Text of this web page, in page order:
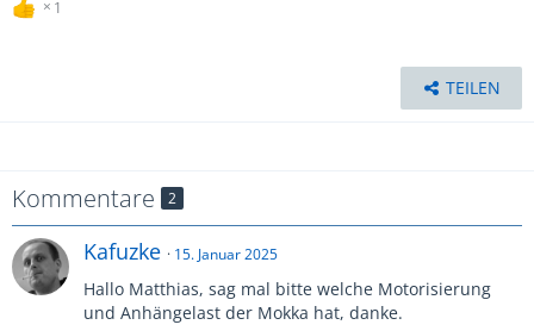
1
TEILEN
Kommentare 2
Kafuzke 15. Januar 2025
Hallo Matthias, sag mal bitte welche Motorisierung
und Anhängelast der Mokka hat, danke.